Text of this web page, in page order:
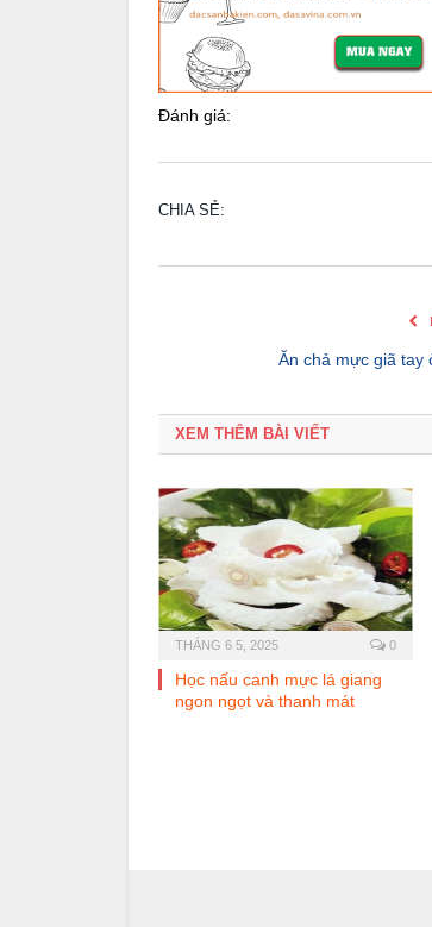
Đánh giá:
CHIA SẺ:
Ăn chả mực giã tay
XEM THÊM BÀI VIẾT
THÁNG 6 5, 2025 0
Học nấu canh mực lá giang
ngon ngọt và thanh mát